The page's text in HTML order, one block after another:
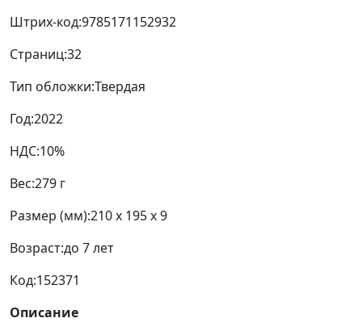
Штрих-код:9785171152932
Страниц:32
Тип обложки:Твердая
Год:2022
НДС:10%
Вес:279 г
Размер (мм):210 x 195 x 9
Возраст:до 7 лет
Код:152371
Описание